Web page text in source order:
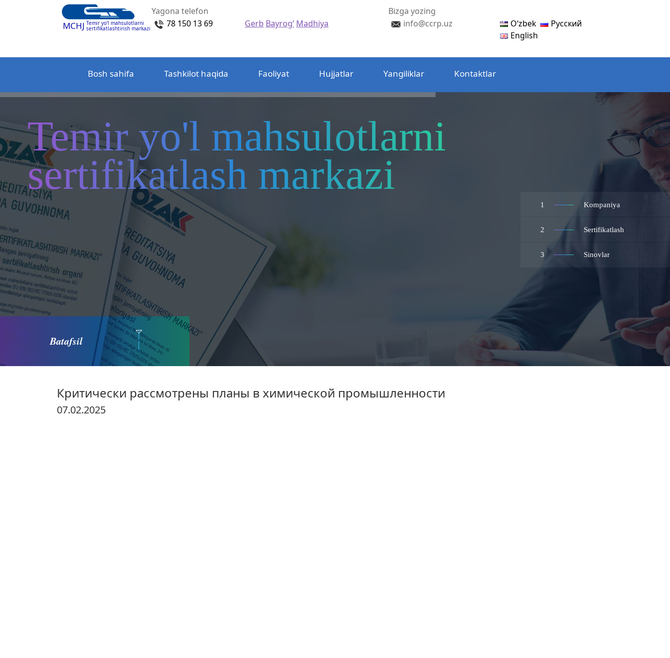
MCHJ Temir yo‘l mahsulotlarni
sertifikatlashtirish markazi
Yagona telefon
78 150 13 69
Gerb Bayrog’ Madhiya
Bizga yozing
info@ccrp.uz
Oʻzbek
Русский
English
Bosh sahifa Tashkilot haqida Faoliyat Hujjatlar Yangiliklar Kontaktlar
1 Kompaniya
2 Sertifikatlash
3 Sinovlar
Temir yo'l mahsulotlarni
sertifikatlash markazi
Batafsil
Критически рассмотрены планы в химической промышленности
07.02.2025